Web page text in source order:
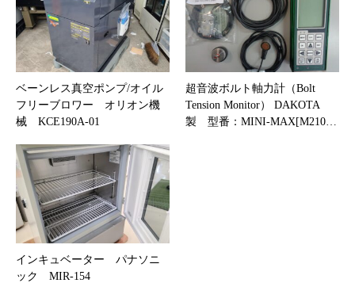
ベーンレス真空ポンプ/オイル
フリーブロワー オリオン機
械 KCE190A-01
超音波ボルト軸力計（Bolt
Tension Monitor） DAKOTA
製 型番：MINI-MAX[M210…
インキュベーター パナソニ
ック MIR-154